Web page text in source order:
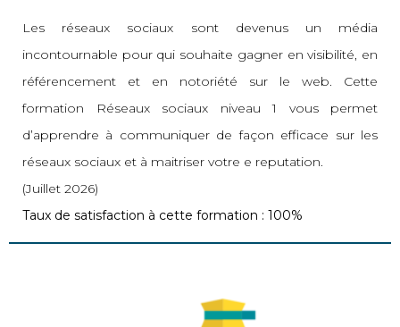
Les réseaux sociaux sont devenus un média
incontournable pour qui souhaite gagner en visibilité, en
référencement et en notoriété sur le web. Cette
formation Réseaux sociaux niveau 1 vous permet
d’apprendre à communiquer de façon efficace sur les
réseaux sociaux et à maitriser votre e reputation.
(Juillet 2026)
Taux de satisfaction à cette formation : 100%